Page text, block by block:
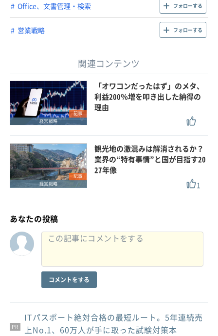
Office、文書管理・検索 フォローする
営業戦略 フォローする
関連コンテンツ
記事
経営戦略
「オワコンだったはず」のメタ、
利益200％増を叩き出した納得の
理由
記事
経営戦略
観光地の激混みは解消されるか？
業界の“特有事情”と国が目指す20
27年像
1
あなたの投稿
コメントをする
PR
PR
PR
ITパスポート絶対合格の最短ルート。5年連続売
上No.1、60万人が手に取った試験対策本